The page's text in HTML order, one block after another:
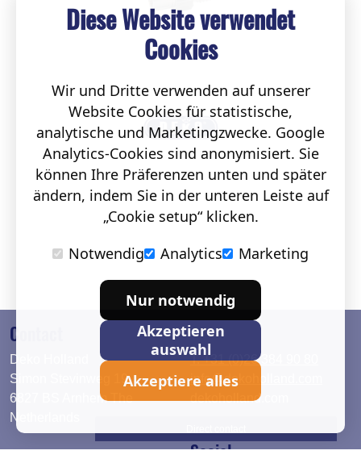
Contact
Deko Holland
Simon Stevinweg 19
6827 BS Arnhem The
Netherlands
T. +31 (0)26 384 90 80
info@dekoholland.com
dekoholland.com
Social
Diese Website verwendet
Cookies
Wir und Dritte verwenden auf unserer
Website Cookies für statistische,
analytische und Marketingzwecke. Google
Analytics-Cookies sind anonymisiert. Sie
können Ihre Präferenzen unten und später
ändern, indem Sie in der unteren Leiste auf
„Cookie setup“ klicken.
Notwendig
Analytics Marketing
Nur notwendig
Akzeptieren
auswahl
Akzeptiere alles